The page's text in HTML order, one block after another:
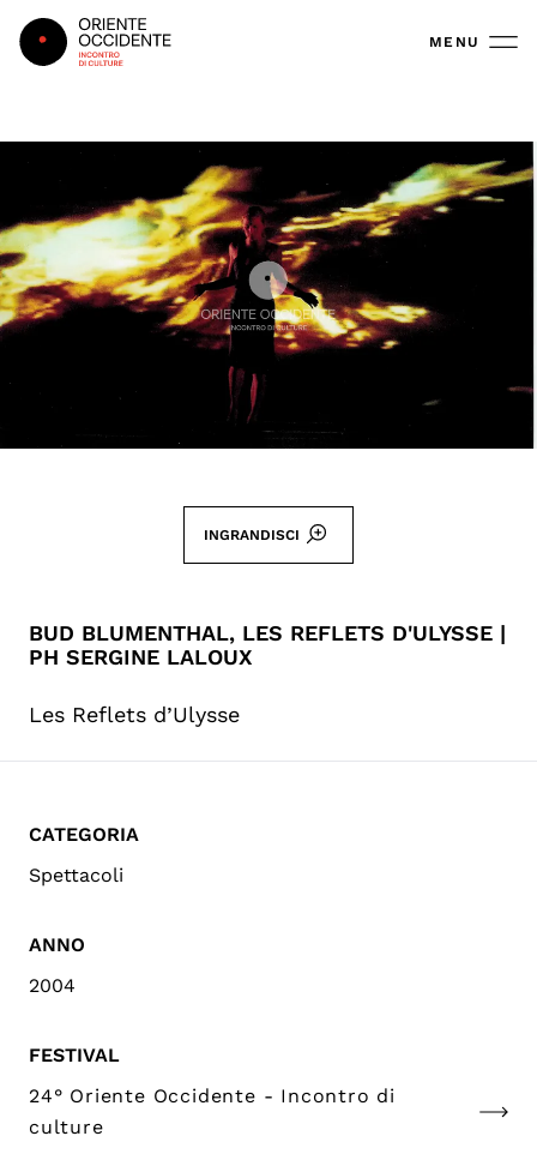
Oriente Occidente MENU
INGRANDISCI
BUD BLUMENTHAL, LES REFLETS D'ULYSSE |
PH SERGINE LALOUX
Les Reflets d’Ulysse
CATEGORIA
Spettacoli
ANNO
2004
FESTIVAL
24° Oriente Occidente - Incontro di
culture